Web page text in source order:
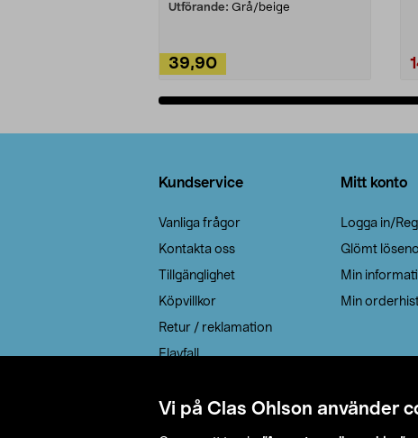
Vi på Clas Ohlson använder
Utförande: Grå/beige
39,90
Kundservice
Vanliga frågor
Kontakta oss
Tillgänglighet
Köpvillkor
Retur / reklamation
Elavfall
Leveransalternativ
Mitt konto
Logga in/
Glömt
Min
Min